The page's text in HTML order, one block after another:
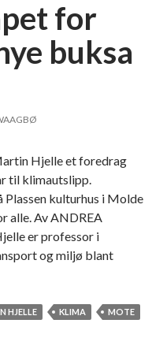
for
buksa
Hjelle et foredrag
til klimautslipp.
kulturhus i Molde
alle. Av ANDREA
er professor i
og miljø blant
HJELLE KLIMA
MOTE